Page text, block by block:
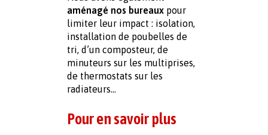
aménagé nos bureaux pour
limiter leur impact : isolation,
installation de poubelles de
tri, d’un composteur, de
minuteurs sur les multiprises,
de thermostats sur les
radiateurs…
Pour en savoir plus